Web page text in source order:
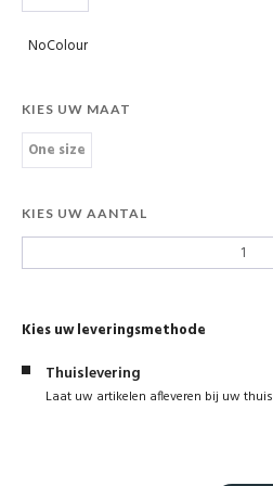
NoColour
KIES UW MAAT
One size
KIES UW AANTAL
Kies uw leveringsmethode
Thuislevering
Laat uw artikelen afleveren bij uw thuis